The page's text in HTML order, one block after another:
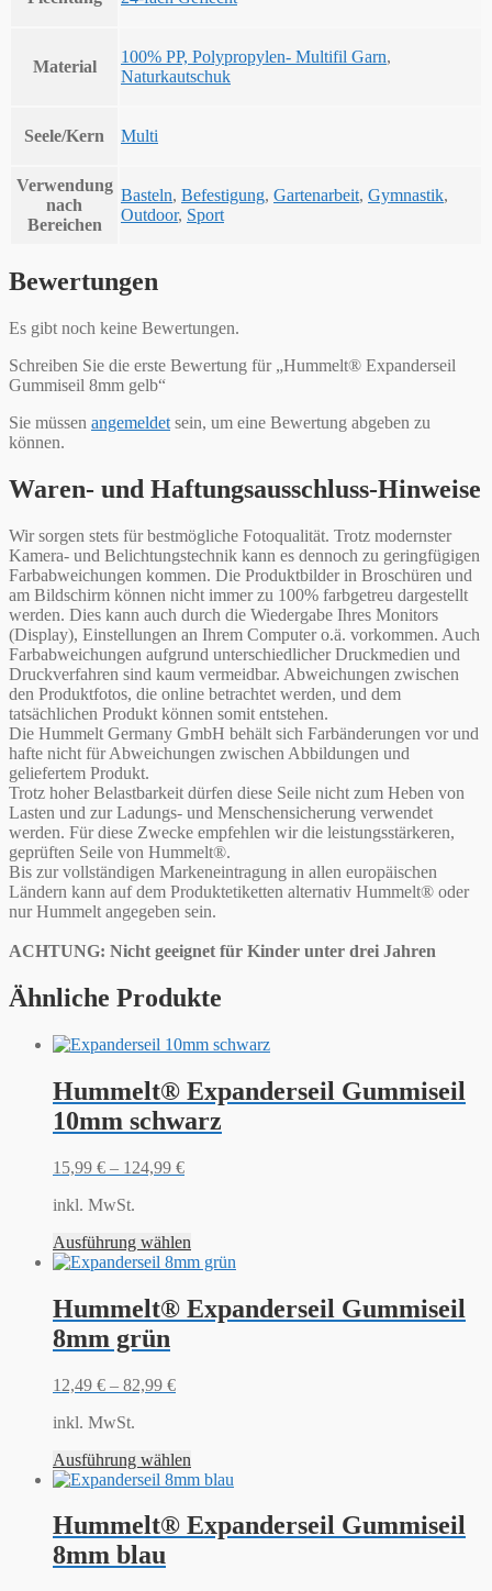
Material
100% PP, Polypropylen- Multifil Garn,
Naturkautschuk
Seele/Kern Multi
Verwendung
nach
Bereichen
Basteln, Befestigung, Gartenarbeit, Gymnastik,
Outdoor, Sport
Bewertungen
Es gibt noch keine Bewertungen.
Schreiben Sie die erste Bewertung für „Hummelt® Expanderseil
Gummiseil 8mm gelb“
Sie müssen angemeldet sein, um eine Bewertung abgeben zu
können.
Waren- und Haftungsausschluss-Hinweise
Wir sorgen stets für bestmögliche Fotoqualität. Trotz modernster
Kamera- und Belichtungstechnik kann es dennoch zu geringfügigen
Farbabweichungen kommen. Die Produktbilder in Broschüren und
am Bildschirm können nicht immer zu 100% farbgetreu dargestellt
werden. Dies kann auch durch die Wiedergabe Ihres Monitors
(Display), Einstellungen an Ihrem Computer o.ä. vorkommen. Auch
Farbabweichungen aufgrund unterschiedlicher Druckmedien und
Druckverfahren sind kaum vermeidbar. Abweichungen zwischen
den Produktfotos, die online betrachtet werden, und dem
tatsächlichen Produkt können somit entstehen.
Die Hummelt Germany GmbH behält sich Farbänderungen vor und
hafte nicht für Abweichungen zwischen Abbildungen und
geliefertem Produkt.
Trotz hoher Belastbarkeit dürfen diese Seile nicht zum Heben von
Lasten und zur Ladungs- und Menschensicherung verwendet
werden. Für diese Zwecke empfehlen wir die leistungsstärkeren,
geprüften Seile von Hummelt®.
Bis zur vollständigen Markeneintragung in allen europäischen
Ländern kann auf dem Produktetiketten alternativ Hummelt® oder
nur Hummelt angegeben sein.
ACHTUNG: Nicht geeignet für Kinder unter drei Jahren
Ähnliche Produkte
Hummelt® Expanderseil Gummiseil
10mm schwarz
15,99 € – 124,99 €
inkl. MwSt.
Ausführung wählen
Hummelt® Expanderseil Gummiseil
8mm grün
12,49 € – 82,99 €
inkl. MwSt.
Ausführung wählen
Hummelt® Expanderseil Gummiseil
8mm blau